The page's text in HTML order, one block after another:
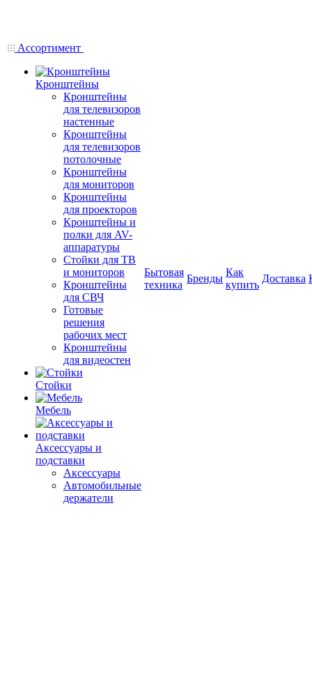
Ассортимент
Кронштейны
Кронштейны
для телевизоров
настенные
Кронштейны
для телевизоров
потолочные
Кронштейны
для мониторов
Кронштейны
для проекторов
Кронштейны и
полки для AV-
аппаратуры
Стойки для ТВ
и мониторов
Кронштейны
для СВЧ
Готовые
решения
рабочих мест
Кронштейны
для видеостен
Стойки
Мебель
Аксессуары и
подставки
Аксессуары
Автомобильные
держатели
Бытовая
техника
Бренды
Как
купить
Доставка